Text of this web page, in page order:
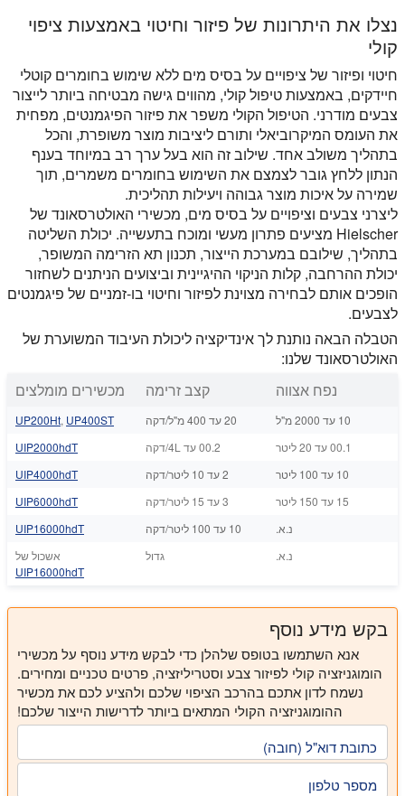
נצלו את היתרונות של פיזור וחיטוי באמצעות ציפוי
קולי
חיטוי ופיזור של ציפויים על בסיס מים ללא שימוש בחומרים קוטלי
חיידקים, באמצעות טיפול קולי, מהווים גישה מבטיחה ביותר לייצור
צבעים מודרני. הטיפול הקולי משפר את פיזור הפיגמנטים, מפחית
את העומס המיקרוביאלי ותורם ליציבות מוצר משופרת, והכל
בתהליך משולב אחד. שילוב זה הוא בעל ערך רב במיוחד בענף
הנתון ללחץ גובר לצמצם את השימוש בחומרים משמרים, תוך
שמירה על איכות מוצר גבוהה ויעילות תהליכית.
ליצרני צבעים וציפויים על בסיס מים, מכשירי האולטרסאונד של
Hielscher מציעים פתרון מעשי ומוכח בתעשייה. יכולת השליטה
בתהליך, שילובם במערכת הייצור, תכנון תא הזרימה המשופר,
יכולת ההרחבה, קלות הניקוי ההיגיינית וביצועים הניתנים לשחזור
הופכים אותם לבחירה מצוינת לפיזור וחיטוי בו-זמניים של פיגמנטים
לצבעים.
הטבלה הבאה נותנת לך אינדיקציה ליכולת העיבוד המשוערת של
האולטרסאונד שלנו:
נפח אצווה
קצב זרימה מכשירים מומלצים
10 עד 2000 מ"ל 20 עד 400 מ"ל/דקה UP200Ht, UP400ST
00.1 עד 20 ליטר
00.2 עד 4L/דקה
UIP2000hdT
10 עד 100 ליטר
2 עד 10 ליטר/דקה
UIP4000hdT
15 עד 150 ליטר
3 עד 15 ליטר/דקה
UIP6000hdT
נ.א.
10 עד 100 ליטר/דקה
UIP16000hdT
נ.א.
גדול
אשכול של
UIP16000hdT
בקש מידע נוסף
אנא השתמשו בטופס שלהלן כדי לבקש מידע נוסף על מכשירי
הומוגניזציה קולי לפיזור צבע וסטריליזציה, פרטים טכניים ומחירים.
נשמח לדון אתכם בהרכב הציפוי שלכם ולהציע לכם את מכשיר
ההומוגניזציה הקולי המתאים ביותר לדרישות הייצור שלכם!
כתובת דוא"ל (חובה)
מספר טלפון